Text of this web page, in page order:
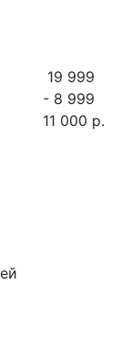
19 999
- 8 999
11 000 р.